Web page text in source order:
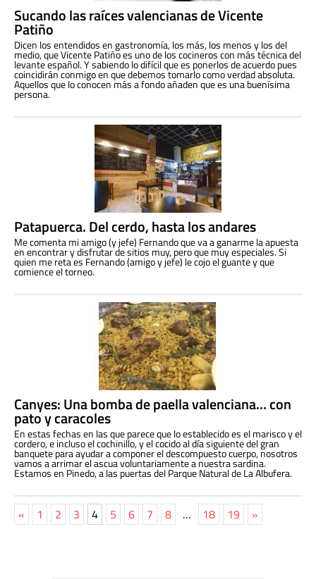
Sucando las raíces valencianas de Vicente
Patiño
Dicen los entendidos en gastronomía, los más, los menos y los del
medio, que Vicente Patiño es uno de los cocineros con más técnica del
levante español. Y sabiendo lo difícil que es ponerlos de acuerdo pues
coincidirán conmigo en que debemos tomarlo como verdad absoluta.
Aquellos que lo conocen más a fondo añaden que es una buenísima
persona.
Patapuerca. Del cerdo, hasta los andares
Me comenta mi amigo (y jefe) Fernando que va a ganarme la apuesta
en encontrar y disfrutar de sitios muy, pero que muy especiales. Si
quien me reta es Fernando (amigo y jefe) le cojo el guante y que
comience el torneo.
Canyes: Una bomba de paella valenciana… con
pato y caracoles
En estas fechas en las que parece que lo establecido es el marisco y el
cordero, e incluso el cochinillo, y el cocido al día siguiente del gran
banquete para ayudar a componer el descompuesto cuerpo, nosotros
vamos a arrimar el ascua voluntariamente a nuestra sardina.
Estamos en Pinedo, a las puertas del Parque Natural de La Albufera.
« 1 2 3 4 5 6 7 8 … 18 19 »